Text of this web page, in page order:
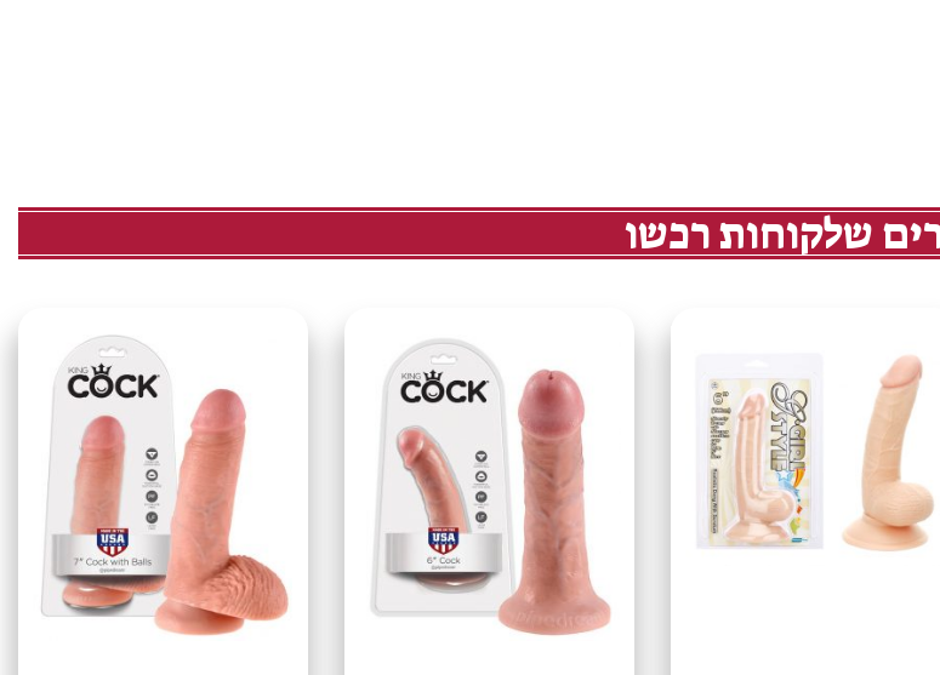
שלקוחות רכשו